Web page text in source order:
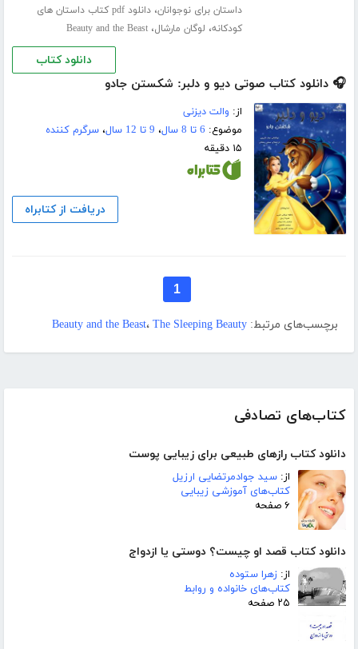
کتاب‌های تصادفی
دانلود کتاب رازهای طبیعی برای زیبایی پوست
از: سید جوادمرتضایی ارزیل
کتاب‌های آموزشی زیبایی
۶ صفحه
دانلود کتاب قصد او چیست؟ دوستی یا ازدواج
از: زهرا ستوده
کتاب‌های خانواده و روابط
۲۵ صفحه
داستان برای نوجوانان،
دانلود pdf کتاب داستان های
کودکانه، لوگان مارشال،Beauty and the Beast
دانلود کتاب
🎧 دانلود کتاب صوتی دیو و دلبر: شکستن جادو
از: والت دیزنی
موضوع: 6 تا 8 سال ، 9 تا 12 سال ،سرگرم کننده
۱۵ دقیقه
دریافت از کتابراه
1
برچسب‌های مرتبط: Beauty and the Beast، The Sleeping Beauty